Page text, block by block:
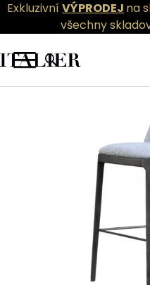
ExkluzivníVÝPRODEJ na
všechny